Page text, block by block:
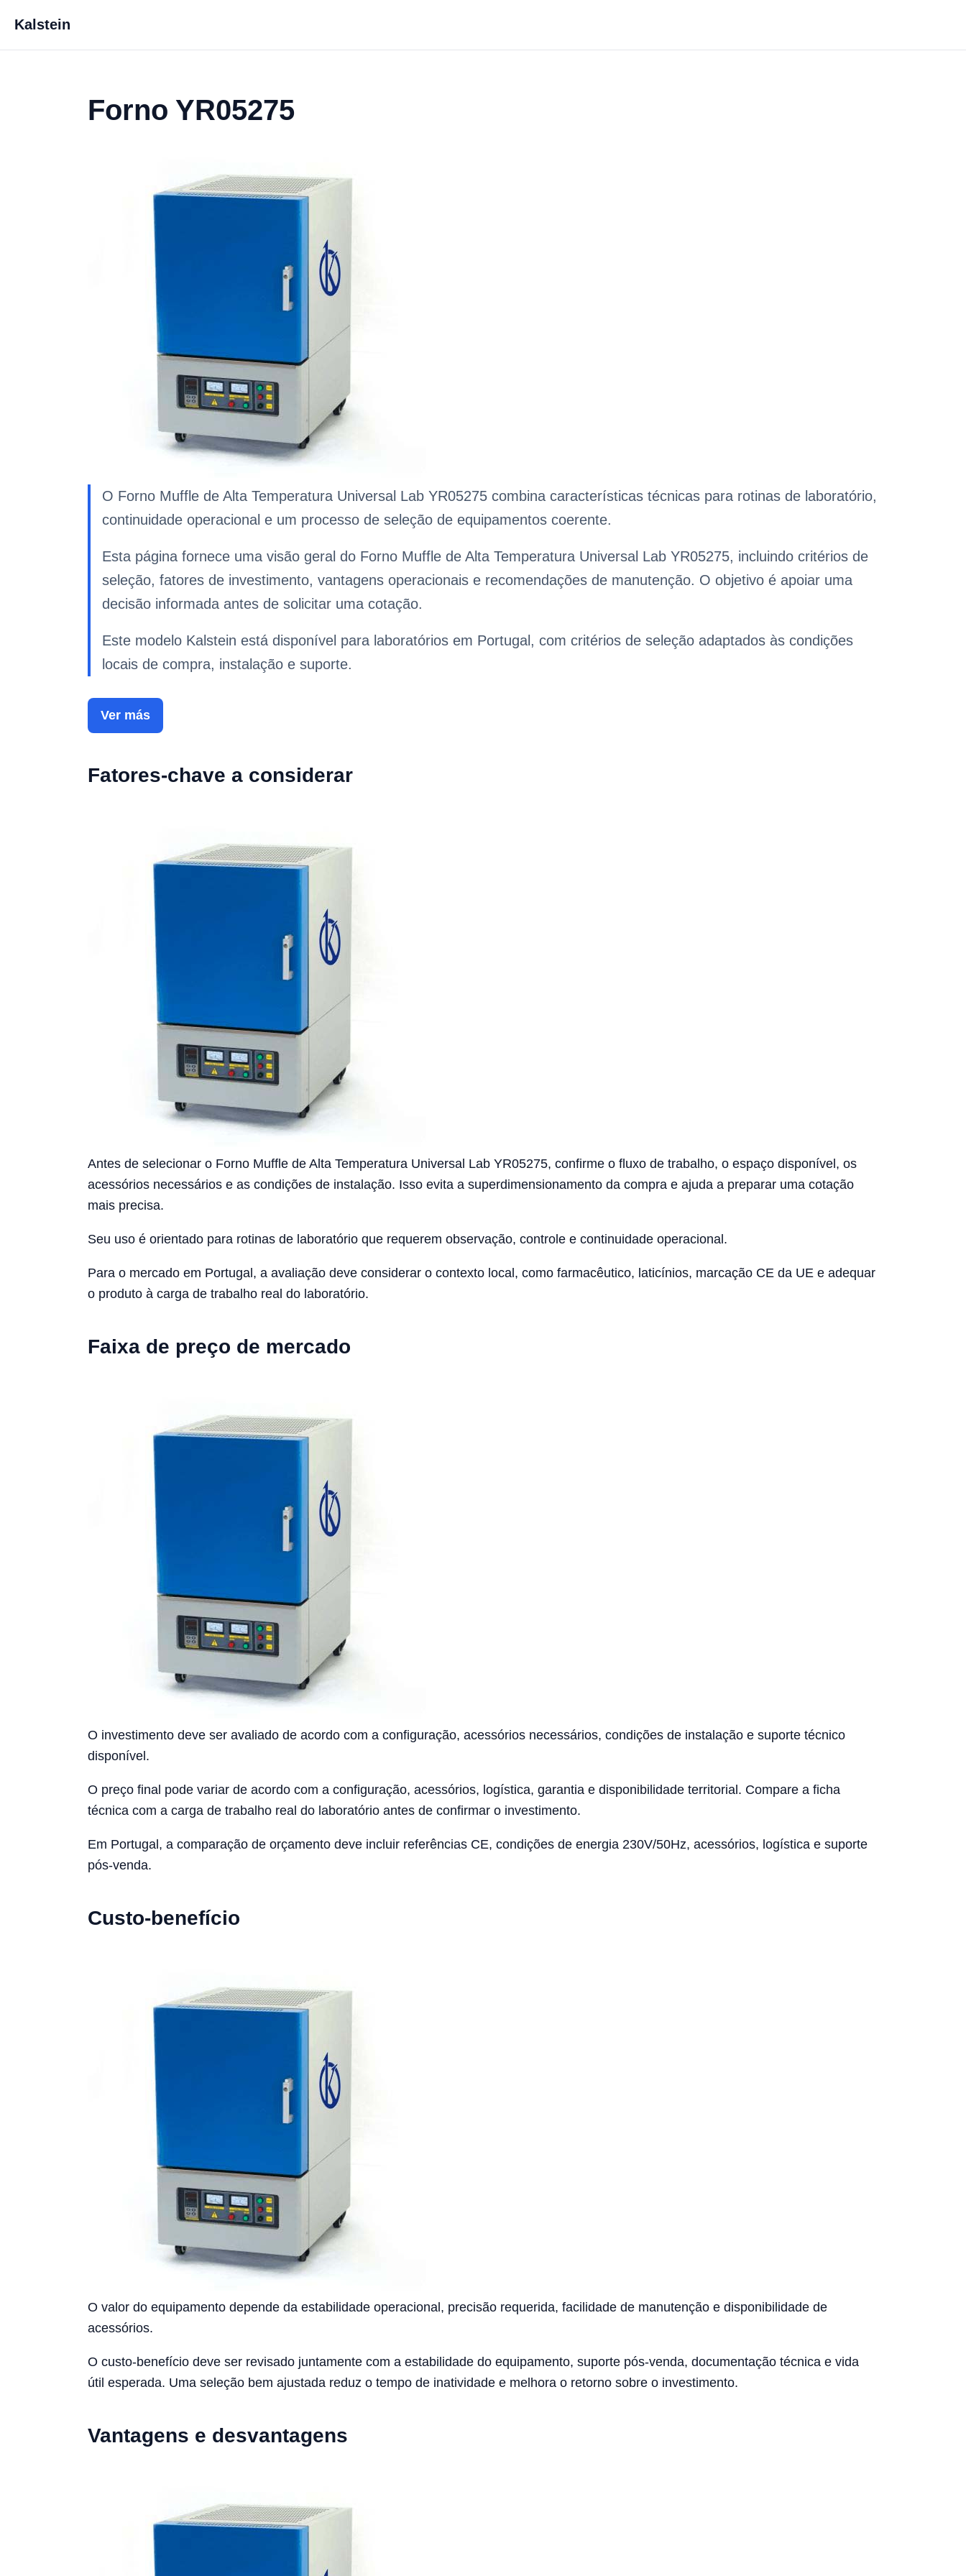
Kalstein
Forno YR05275
O Forno Muffle de Alta Temperatura Universal Lab YR05275 combina características técnicas para rotinas de laboratório,
continuidade operacional e um processo de seleção de equipamentos coerente.
Esta página fornece uma visão geral do Forno Muffle de Alta Temperatura Universal Lab YR05275, incluindo critérios de
seleção, fatores de investimento, vantagens operacionais e recomendações de manutenção. O objetivo é apoiar uma
decisão informada antes de solicitar uma cotação.
Este modelo Kalstein está disponível para laboratórios em Portugal, com critérios de seleção adaptados às condições
locais de compra, instalação e suporte.
Ver más
Fatores-chave a considerar
Antes de selecionar o Forno Muffle de Alta Temperatura Universal Lab YR05275, confirme o fluxo de trabalho, o espaço disponível, os
acessórios necessários e as condições de instalação. Isso evita a superdimensionamento da compra e ajuda a preparar uma cotação
mais precisa.
Seu uso é orientado para rotinas de laboratório que requerem observação, controle e continuidade operacional.
Para o mercado em Portugal, a avaliação deve considerar o contexto local, como farmacêutico, laticínios, marcação CE da UE e adequar
o produto à carga de trabalho real do laboratório.
Faixa de preço de mercado
O investimento deve ser avaliado de acordo com a configuração, acessórios necessários, condições de instalação e suporte técnico
disponível.
O preço final pode variar de acordo com a configuração, acessórios, logística, garantia e disponibilidade territorial. Compare a ficha
técnica com a carga de trabalho real do laboratório antes de confirmar o investimento.
Em Portugal, a comparação de orçamento deve incluir referências CE, condições de energia 230V/50Hz, acessórios, logística e suporte
pós-venda.
Custo-benefício
O valor do equipamento depende da estabilidade operacional, precisão requerida, facilidade de manutenção e disponibilidade de
acessórios.
O custo-benefício deve ser revisado juntamente com a estabilidade do equipamento, suporte pós-venda, documentação técnica e vida
útil esperada. Uma seleção bem ajustada reduz o tempo de inatividade e melhora o retorno sobre o investimento.
Vantagens e desvantagens